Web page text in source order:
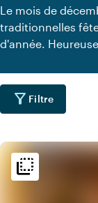
Le mois de
traditionnelles
d'année.
heures de
une sélection de
chaleureuse pour
filter_alt Filtre
flip_to_back
flip_to_back